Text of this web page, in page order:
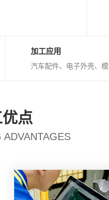
加工应用
汽车配件、电子外壳、
点
ADVANTAGES